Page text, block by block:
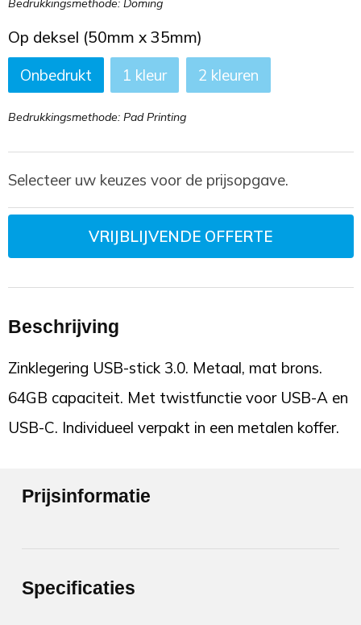
Op deksel (50mm x 35mm)
Onbedrukt
1 2
Bedrukkingsmethode: Pad Printing
Selecteer uw keuzes voor de prijsopgave.
VRIJBLIJVENDE OFFERTE
Beschrijving
Zinklegering USB-stick 3.0. Metaal, mat brons.
64GB capaciteit. Met twistfunctie voor USB-A en
USB-C. Individueel verpakt in een metalen koffer.
Prijsinformatie
Specificaties